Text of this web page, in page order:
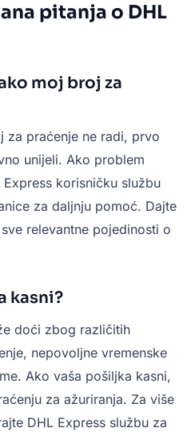
pitanja o DHL
moj broj za
za praćenje ne radi, prvo
unijeli. Ako problem
korisničku službu
za daljnju pomoć. Dajte
relevantne pojedinosti o
kasni?
doći zbog različitih
nepovoljne vremenske
Ako vaša pošiljka kasni,
za ažuriranja. Za više
DHL Express službu za